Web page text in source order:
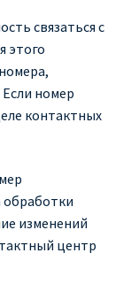
связаться с
этого
номер
контактных
обработки
изменений
центр